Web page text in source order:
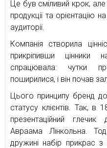
Це був сміливий крок, але
продукції та орієнтацію
аудиторії.
Компанія створила
прикріпивши цінники
спрацювала: чутки
поширилися, і він почав
Цього принципу бренд
статусу клієнтів. Так, в
презентаційний глечик
Авраама Лінкольна.
дружині набір прикрас